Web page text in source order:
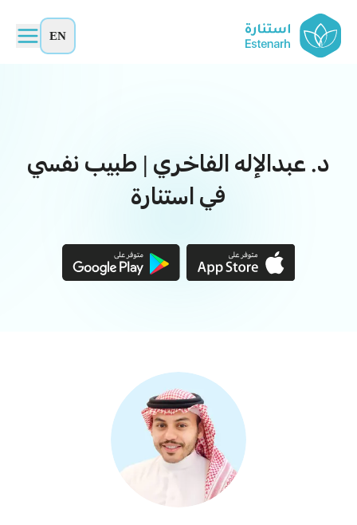
EN
د. عبدالإله الفاخري | طبيب نفسي
في استنارة